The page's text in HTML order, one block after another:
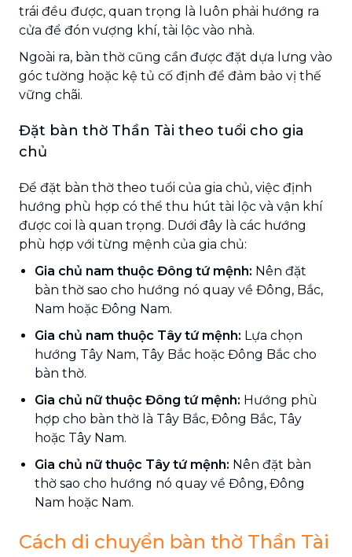
trái đều được, quan trọng là luôn phải hướng ra
cửa để đón vượng khí, tài lộc vào nhà.
Ngoài ra, bàn thờ cũng cần được đặt dựa lưng vào
góc tường hoặc kệ tủ cố định để đảm bảo vị thế
vững chãi.
Đặt bàn thờ Thần Tài theo tuổi cho gia
chủ
Để đặt bàn thờ theo tuổi của gia chủ, việc định
hướng phù hợp có thể thu hút tài lộc và vận khí
được coi là quan trọng. Dưới đây là các hướng
phù hợp với từng mệnh của gia chủ:
Gia chủ nam thuộc Đông tứ mệnh: Nên đặt
bàn thờ sao cho hướng nó quay về Đông, Bắc,
Nam hoặc Đông Nam.
Gia chủ nam thuộc Tây tứ mệnh: Lựa chọn
hướng Tây Nam, Tây Bắc hoặc Đông Bắc cho
bàn thờ.
Gia chủ nữ thuộc Đông tứ mệnh: Hướng phù
hợp cho bàn thờ là Tây Bắc, Đông Bắc, Tây
hoặc Tây Nam.
Gia chủ nữ thuộc Tây tứ mệnh: Nên đặt bàn
thờ sao cho hướng nó quay về Đông, Đông
Nam hoặc Nam.
Cách di chuyển bàn thờ Thần Tài